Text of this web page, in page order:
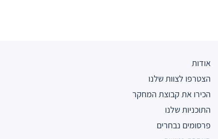
אודות
הצטרפו לצוות שלנו
הכירו את קבוצת המחקר
התוכניות שלנו
פרסומים נבחרים